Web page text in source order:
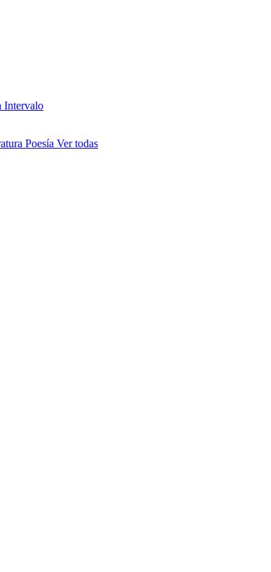
Intervalo
Poesía Ver todas